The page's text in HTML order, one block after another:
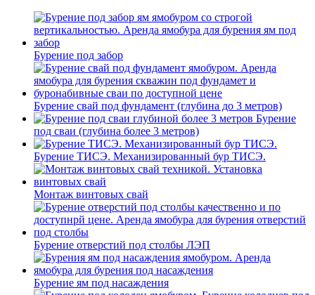
Бурение под забор
Бурение свай под фундамент (глубина до 3 метров)
Бурение
под сваи (глубина более 3 метров)
Бурение ТИСЭ. Механизированный бур ТИСЭ.
Монтаж винтовых свай
Бурение отверстий под столбы ЛЭП
Бурение ям под насаждения